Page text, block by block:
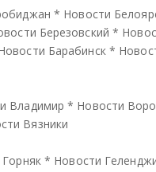
* Новости
Березовский *
Барабинск*
Владимир * Новости
Вязники
* Новости